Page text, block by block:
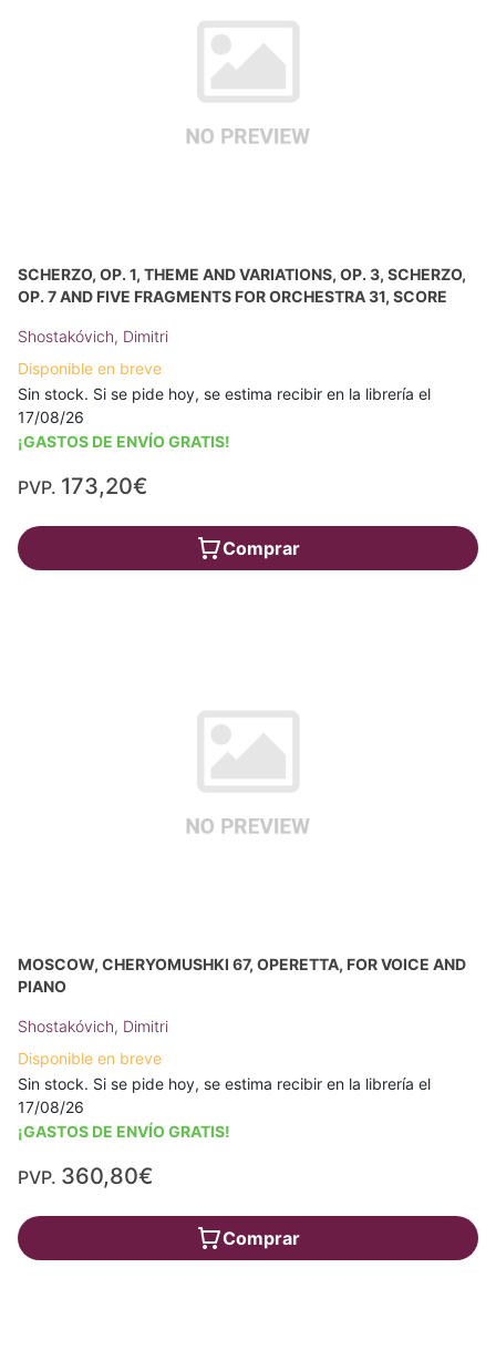
SCHERZO, OP. 1, THEME AND VARIATIONS, OP. 3, SCHERZO,
OP. 7 AND FIVE FRAGMENTS FOR ORCHESTRA 31, SCORE
Shostakóvich, Dimitri
Disponible en breve
Sin stock. Si se pide hoy, se estima recibir en la librería el
17/08/26
¡GASTOS DE ENVÍO GRATIS!
PVP. 173,20€
Comprar
MOSCOW, CHERYOMUSHKI 67, OPERETTA, FOR VOICE AND
PIANO
Shostakóvich, Dimitri
Disponible en breve
Sin stock. Si se pide hoy, se estima recibir en la librería el
17/08/26
¡GASTOS DE ENVÍO GRATIS!
PVP. 360,80€
Comprar